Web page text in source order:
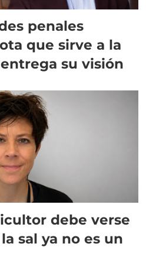
penales
que sirve a la
su visión
debe verse
sal ya no es un